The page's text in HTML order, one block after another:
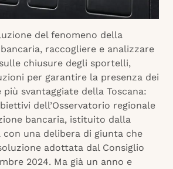
del fenomeno della
raccogliere e analizzare
chiusure degli sportelli,
per garantire la presenza dei
più svantaggiate della Toscana:
dell’Osservatorio regionale
bancaria, istituito dalla
con una delibera di giunta che
adottata dal Consiglio
2024. Ma già un anno e